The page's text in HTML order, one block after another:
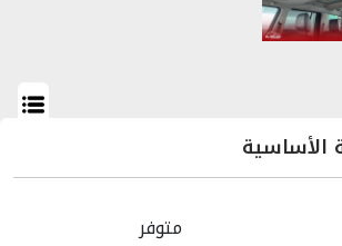
الأساسية
متوفر